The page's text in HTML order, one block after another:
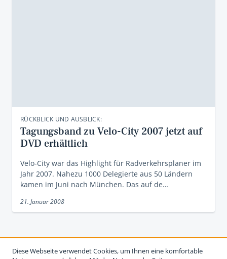
RÜCKBLICK UND AUSBLICK:
Tagungsband zu Velo-City 2007 jetzt auf
DVD erhältlich
Velo-City war das Highlight für Radverkehrsplaner im
Jahr 2007. Nahezu 1000 Delegierte aus 50 Ländern
kamen im Juni nach München. Das auf de…
21. Januar 2008
Diese Webseite verwendet Cookies, um Ihnen eine komfortable